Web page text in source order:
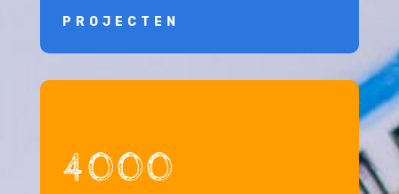
PROJECTEN
4000